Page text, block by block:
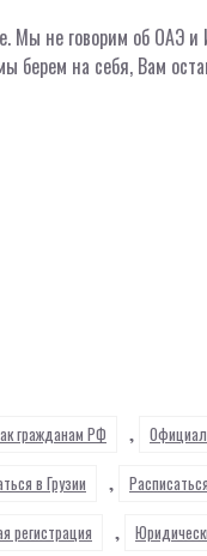
Мы не говорим об ОАЭ
на себя, Вам
гражданам РФ ,
в Грузии ,
регистрация ,